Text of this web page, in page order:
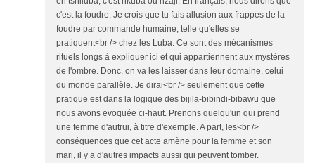
c'est la foudre. Je crois que tu fais allusion aux frappes de la
foudre par commande humaine, telle qu'elles se
pratiquent<br /> chez les Luba. Ce sont des mécanismes
rituels longs à expliquer ici et qui appartiennent aux mystères
de l'ombre. Donc, on va les laisser dans leur domaine, celui
du monde parallèle. Je dirai<br /> seulement que cette
pratique est dans la logique des bijila-bibindi-bibawu que
nous avons evoquée ci-haut. Prenons quelqu'un qui prend
une femme d'autrui, à titre d'exemple. A part, les<br />
conséquences que cet acte amène pour la femme et son
mari, il y a d'autres impacts aussi qui peuvent tomber.